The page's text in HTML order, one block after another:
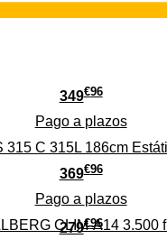
279€96
349€96
Pago a plazos
315 C 315L 186cm
369€96
Pago a plazos
CLIM-A14 3.500